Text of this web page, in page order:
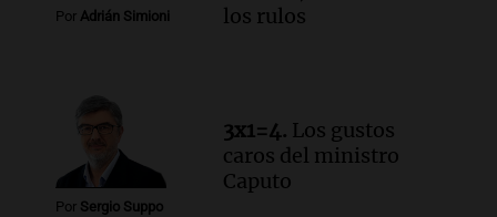
Episodios
seguridad
Episodios
Por Adrián Simioni
los rulos
Por Sergio Suppo
3x1=4. Los gustos
caros del ministro
Caputo